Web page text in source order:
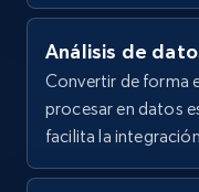
Análisis de
Convertir de forma
procesar en datos
facilita la